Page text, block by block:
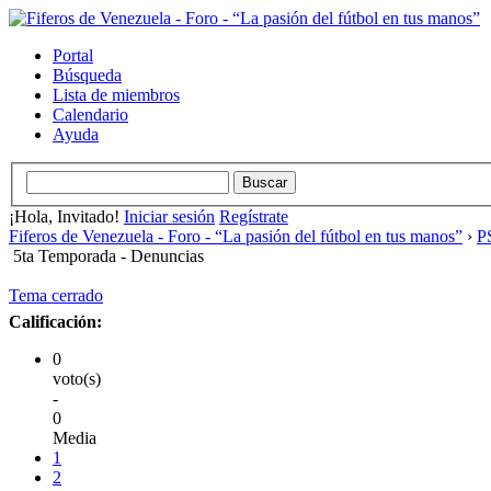
Portal
Búsqueda
Lista de miembros
Calendario
Ayuda
¡Hola, Invitado! Iniciar sesión Regístrate
Fiferos de Venezuela - Foro - “La pasión del fútbol en tus manos” ›
5ta Temporada - Denuncias
Tema cerrado
Calificación:
0
voto(s)
-
0
Media
1
2